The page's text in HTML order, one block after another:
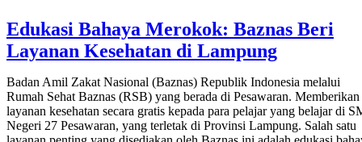
Edukasi Bahaya Merokok: Baznas Beri
Layanan Kesehatan di Lampung
Badan Amil Zakat Nasional (Baznas) Republik Indonesia melalui
Rumah Sehat Baznas (RSB) yang berada di Pesawaran. Memberikan
layanan kesehatan secara gratis kepada para pelajar yang belajar di
Negeri 27 Pesawaran, yang terletak di Provinsi Lampung. Salah satu